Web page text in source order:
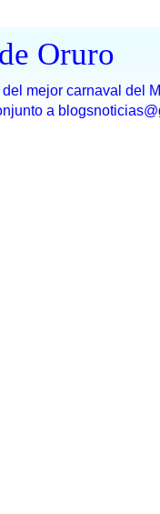
Oruro
mejor carnaval del
a